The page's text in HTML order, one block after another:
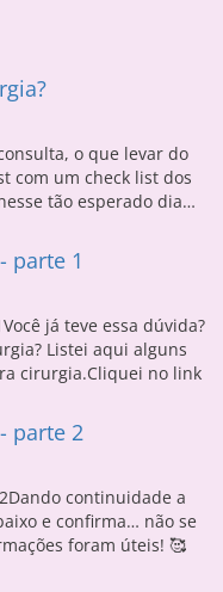
o que levar do
com um check list dos
tão esperado dia…
parte 1
já teve essa dúvida?
Listei aqui alguns
cirurgia.Cliquei no link
parte 2
continuidade a
e confirma… não se
foram úteis! 🥰